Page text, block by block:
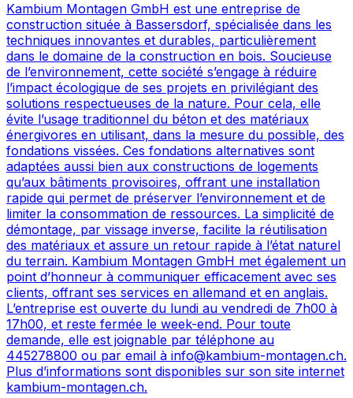
Kambium Montagen GmbH est une entreprise de
construction située à Bassersdorf, spécialisée dans les
techniques innovantes et durables, particulièrement
dans le domaine de la construction en bois. Soucieuse
de l’environnement, cette société s’engage à réduire
l’impact écologique de ses projets en privilégiant des
solutions respectueuses de la nature. Pour cela, elle
évite l’usage traditionnel du béton et des matériaux
énergivores en utilisant, dans la mesure du possible, des
fondations vissées. Ces fondations alternatives sont
adaptées aussi bien aux constructions de logements
qu’aux bâtiments provisoires, offrant une installation
rapide qui permet de préserver l’environnement et de
limiter la consommation de ressources. La simplicité de
démontage, par vissage inverse, facilite la réutilisation
des matériaux et assure un retour rapide à l’état naturel
du terrain. Kambium Montagen GmbH met également un
point d’honneur à communiquer efficacement avec ses
clients, offrant ses services en allemand et en anglais.
L’entreprise est ouverte du lundi au vendredi de 7h00 à
17h00, et reste fermée le week-end. Pour toute
demande, elle est joignable par téléphone au
445278800 ou par email à info@kambium-montagen.ch.
Plus d’informations sont disponibles sur son site internet
kambium-montagen.ch.